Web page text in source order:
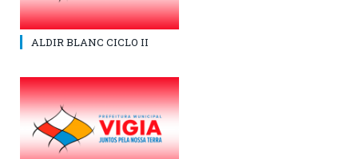
ALDIR BLANC CICLO II